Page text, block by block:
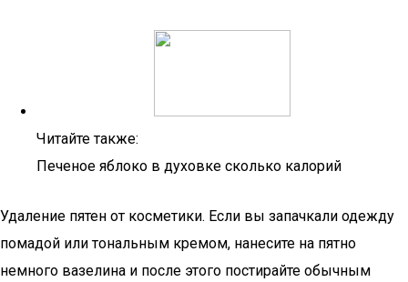
Читайте также:
Печеное яблоко в духовке сколько калорий
Удаление пятен от косметики. Если вы запачкали одежду
помадой или тональным кремом, нанесите на пятно
немного вазелина и после этого постирайте обычным